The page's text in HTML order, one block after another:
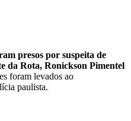
presos por suspeita de
da Rota, Ronickson Pimentel
foram levados ao
paulista.